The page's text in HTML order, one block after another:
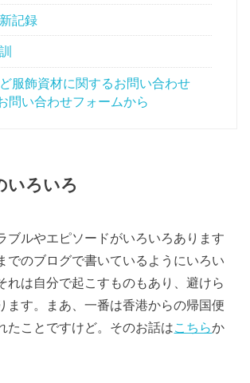
記録
服飾資材に関するお問い合わせ
問い合わせフォームから
いろいろ
ブルやエピソードがいろいろあります
でのブログで書いているようにいろい
れは自分で起こすものもあり、避けら
ます。まあ、一番は香港からの帰国便
たことですけど。そのお話はこちらか